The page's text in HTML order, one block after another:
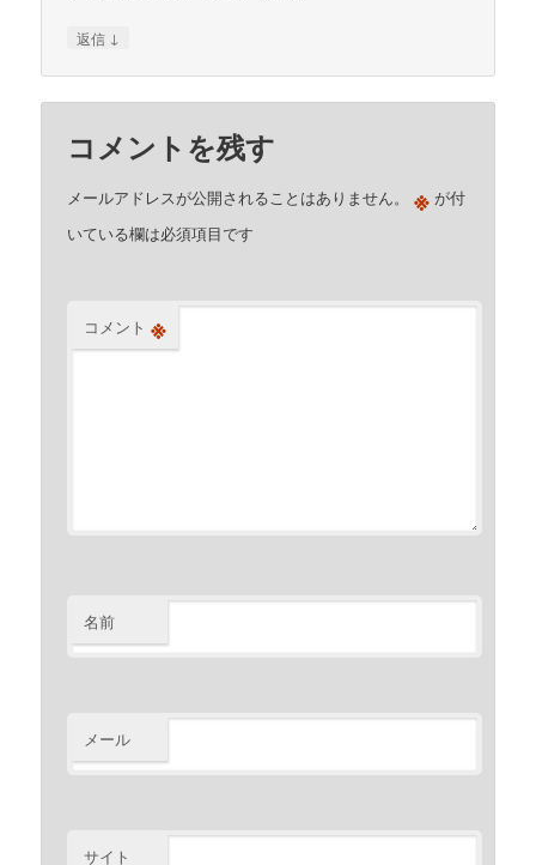
返信 ↓
コメントを残す
メールアドレスが公開されることはありません。 ※ が付
いている欄は必須項目です
コメント ※
名前
メール
サイト